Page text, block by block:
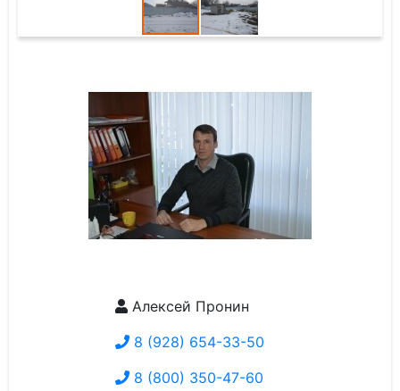
Алексей Пронин
8 (928) 654-33-50
8 (800) 350-47-60